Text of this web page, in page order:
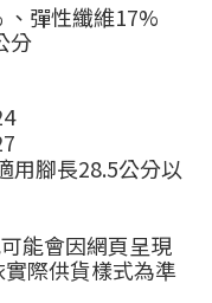
、彈性纖維17%
分
腳長28.5公分以
能會因網頁呈現
際供貨樣式為準